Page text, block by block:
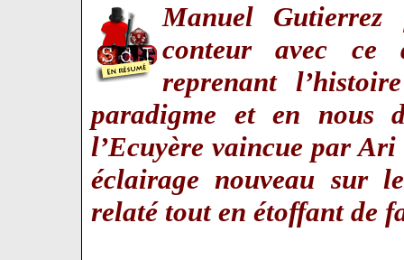
Manuel
conteur avec ce
reprenant
paradigme et en nous
l’Ecuyère vaincue par
éclairage nouveau sur
relaté tout en étoffant de